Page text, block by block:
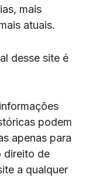
mais
atuais.
desse site é
podem
apenas para
direito de
a qualquer